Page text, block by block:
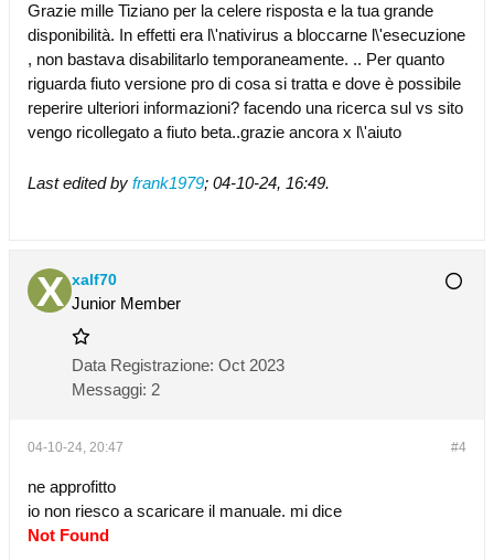
Grazie mille Tiziano per la celere risposta e la tua grande
disponibilità. In effetti era l\'nativirus a bloccarne l\'esecuzione
, non bastava disabilitarlo temporaneamente. .. Per quanto
riguarda fiuto versione pro di cosa si tratta e dove è possibile
reperire ulteriori informazioni? facendo una ricerca sul vs sito
vengo ricollegato a fiuto beta..grazie ancora x l\'aiuto
Last edited by frank1979; 04-10-24, 16:49.
xalf70
Junior Member
Data Registrazione: Oct 2023
Messaggi: 2
#4
04-10-24, 20:47
ne approfitto
io non riesco a scaricare il manuale. mi dice
Not Found